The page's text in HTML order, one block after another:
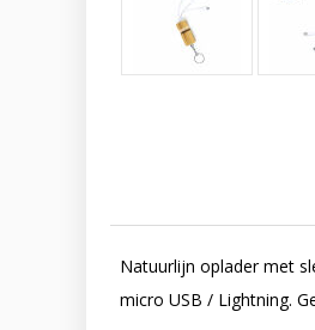
Natuurlijn oplader met
micro USB / Lightning.